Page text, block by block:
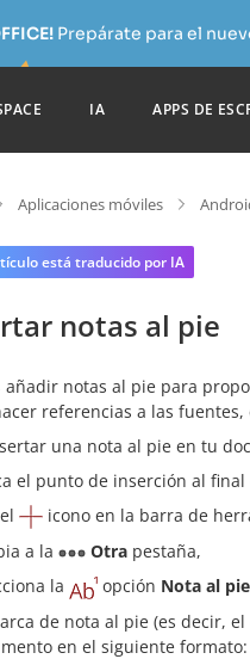
Prepárate para el
IA APPS DE
Aplicaciones móviles
está traducido por IA
notas al pie
añadir notas al pie para
referencias a las fuentes,
una nota al pie en tu
el punto de inserción al
icono en la barra de
a la
Otra pestaña,
la
opción Nota al pie
de nota al pie (es decir,
en el siguiente formato: